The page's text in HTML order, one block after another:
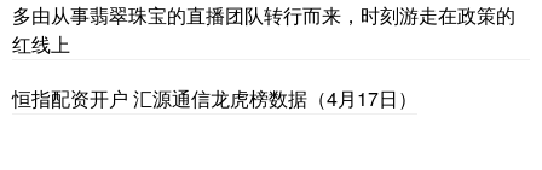
多由从事翡翠珠宝的直播团队转行而来，时刻游走在政策的
红线上
恒指配资开户 汇源通信龙虎榜数据（4月17日）